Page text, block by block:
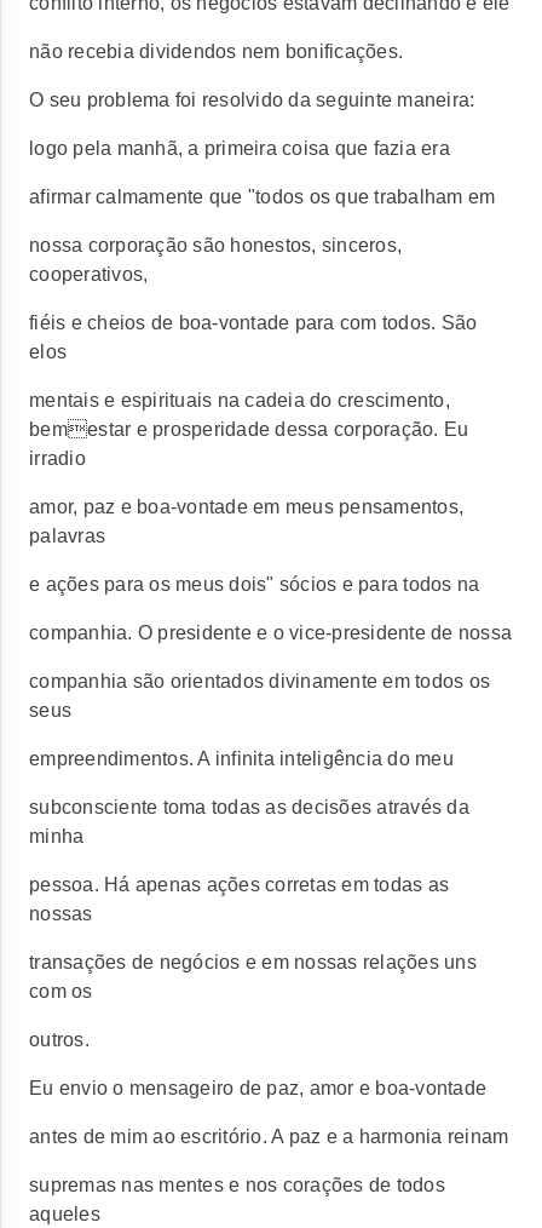
não recebia dividendos nem bonificações.
O seu problema foi resolvido da seguinte maneira:
logo pela manhã, a primeira coisa que fazia era
afirmar calmamente que "todos os que trabalham em
nossa corporação são honestos, sinceros,
cooperativos,
fiéis e cheios de boa-vontade para com todos. São
elos
mentais e espirituais na cadeia do crescimento,
bemestar e prosperidade dessa corporação. Eu
irradio
amor, paz e boa-vontade em meus pensamentos,
palavras
e ações para os meus dois" sócios e para todos na
companhia. O presidente e o vice-presidente de nossa
companhia são orientados divinamente em todos os
seus
empreendimentos. A infinita inteligência do meu
subconsciente toma todas as decisões através da
minha
pessoa. Há apenas ações corretas em todas as
nossas
transações de negócios e em nossas relações uns
com os
outros.
Eu envio o mensageiro de paz, amor e boa-vontade
antes de mim ao escritório. A paz e a harmonia reinam
supremas nas mentes e nos corações de todos
aqueles